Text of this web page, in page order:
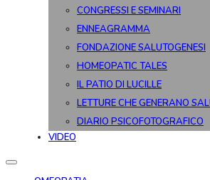
CONGRESSI E SEMINARI
ENNEAGRAMMA
FONDAZIONE SALUTOGENESI
HOMEOPATIC TALES
IL PATIO DI LUCILLE
LETTURE CHE GENERANO
DIARIO PSICOFOTOGRAFICO
VIDEO